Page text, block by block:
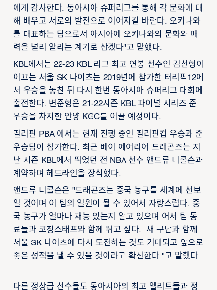
에게 감사한다. 동아시아 슈퍼리그를 통해 각 문화에 대
해 배우고 서로의 발전으로 이어지길 바란다. 오키나와
를 대표하는 팀으로서 아시아에 오키나와의 문화와 매
력을 널리 알리는 계기로 삼겠다"고 말했다.
KBL에서는 22-23 KBL 리그 최고 연봉 선수인 김선형이
이끄는 서울 SK 나이츠는 2019년에 참가한 터리픽12에
서 우승을 놓친 뒤 다시 한번 동아시아 슈퍼리그 대회에
출전한다. 변준형은 21-22시즌 KBL 파이널 시리즈 준
우승을 차지한 안양 KGC를 이끌 예정이다.
필리핀 PBA 에서는 현재 진행 중인 필리핀컵 우승과 준
우승팀이 참가한다. 최근 베이 에어리어 드래곤즈는 지
난 시즌 KBL에서 뛰었던 전 NBA 선수 앤드류 니콜슨과
계약하며 헤드라인을 장식했다.
앤드류 니콜슨은 "드래곤즈는 중국 농구를 세계에 선보
일 것이며 이 팀의 일원이 될 수 있어서 자랑스럽다. 중
국 농구가 얼마나 재능 있는지 알고 있으며 어서 팀 동
료들과 코칭스태프와 함께 뛰고 싶다. 새 구단과 함께
서울 SK 나이츠에 다시 도전하는 것도 기대되고 앞으로
좋은 성적을 낼 수 있을 것이라고 확신한다."고 말했다.
다른 정상급 선수들도 동아시아의 최고 엘리트들과 정